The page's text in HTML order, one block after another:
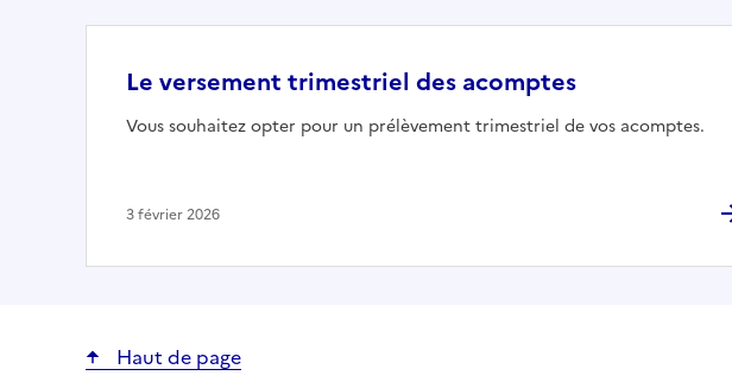
Le versement trimestriel des acomptes
Vous souhaitez opter pour un prélèvement trimestriel de vos acomptes.
3 février 2026
Haut de page